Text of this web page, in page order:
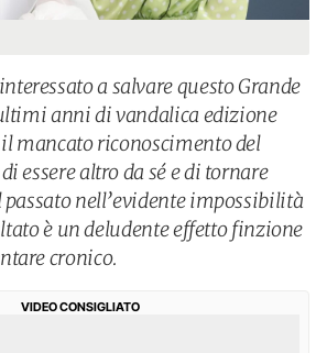
a salvare questo Grande
anni di vandalica edizione
mancato riconoscimento del
essere altro da sé e di tornare
nell’evidente impossibilità
è un deludente effetto finzione
cronico.
VIDEO CONSIGLIATO